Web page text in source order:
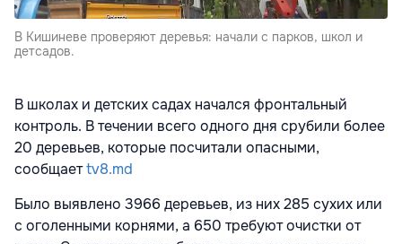
В Кишиневе проверяют деревья: начали с парков, школ и
детсадов.
В школах и детских садах начался фронтальный
контроль. В течении всего одного дня срубили более
20 деревьев, которые посчитали опасными,
сообщаетtv8.md
Было выявлено 3966 деревьев, из них 285 сухих или
с оголенными корнями, а 650 требуют очистки от